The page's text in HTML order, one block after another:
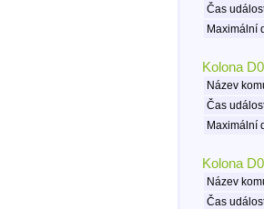
Čas
Maximální
Kolona
Název
Čas
Maximální
Kolona
Název
Čas